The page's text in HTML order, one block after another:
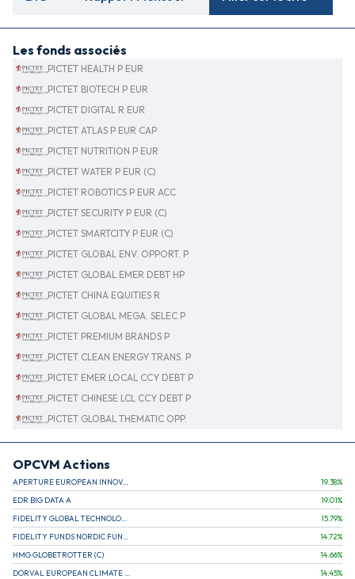
Les fonds associés
PICTET HEALTH P EUR
PICTET BIOTECH P EUR
PICTET DIGITAL R EUR
PICTET ATLAS P EUR CAP
PICTET NUTRITION P EUR
PICTET WATER P EUR (C)
PICTET ROBOTICS P EUR ACC
PICTET SECURITY P EUR (C)
PICTET SMARTCITY P EUR (C)
PICTET GLOBAL ENV. OPPORT. P
PICTET GLOBAL EMER DEBT HP
PICTET CHINA EQUITIES R
PICTET GLOBAL MEGA. SELEC P
PICTET PREMIUM BRANDS P
PICTET CLEAN ENERGY TRANS. P
PICTET EMER LOCAL CCY DEBT P
PICTET CHINESE LCL CCY DEBT P
PICTET GLOBAL THEMATIC OPP.
OPCVM Actions
APERTURE EUROPEAN INNOVATION 19.38%
EDR BIG DATA A
19.01%
15.79%
14.72%
HMG GLOBETROTTER (C)
14.66%
14.45%